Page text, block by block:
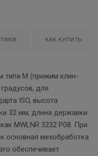
КАК КУПИТЬ
типа M (прижим клин-
для
ISO, высота
32 мм, длина державки
MWLNR 3232 P08. При
основная мехобработка
обеспечивает